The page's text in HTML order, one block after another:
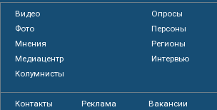
Видео
Опросы
Фото
Персоны
Мнения
Регионы
Медиацентр
Интервью
Колумнисты
Контакты Реклама Вакансии